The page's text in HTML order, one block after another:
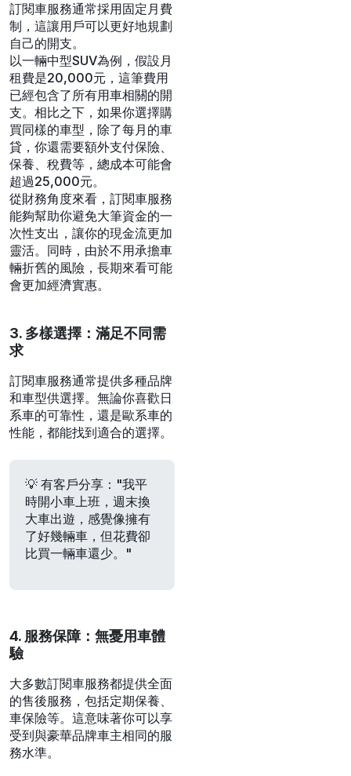
訂閱車服務通常採用固定月費
制，這讓用戶可以更好地規劃
自己的開支。
以一輛中型SUV為例，假設月
租費是20,000元，這筆費用
已經包含了所有用車相關的開
支。相比之下，如果你選擇購
買同樣的車型，除了每月的車
貸，你還需要額外支付保險、
保養、稅費等，總成本可能會
超過25,000元。
從財務角度來看，訂閱車服務
能夠幫助你避免大筆資金的一
次性支出，讓你的現金流更加
靈活。同時，由於不用承擔車
輛折舊的風險，長期來看可能
會更加經濟實惠。
3. 多樣選擇：滿足不同需
求
訂閱車服務通常提供多種品牌
和車型供選擇。無論你喜歡日
系車的可靠性，還是歐系車的
性能，都能找到適合的選擇。
💡 有客戶分享："我平
時開小車上班，週末換
大車出遊，感覺像擁有
了好幾輛車，但花費卻
比買一輛車還少。"
4. 服務保障：無憂用車體
驗
大多數訂閱車服務都提供全面
的售後服務，包括定期保養、
車保險等。這意味著你可以享
受到與豪華品牌車主相同的服
務水準。